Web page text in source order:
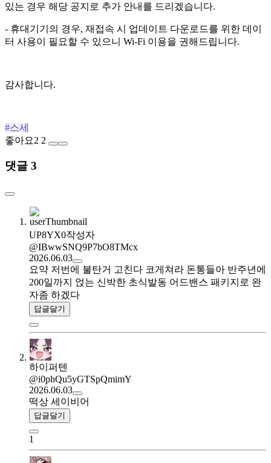
있는 경우 해당 공지로 추가 안내를 드리겠습니다.
- 휴대기기의 경우, 재접속 시 업데이트 다운로드를 위한 데이
터 사용이 필요할 수 있으니 Wi-Fi 이용을 권해드립니다.
감사합니다.
#스세
좋아요2 2
댓글 3
UP8YX0작성자
@IBwwSNQ9P7bO8TMcx
2026.06.03
요약 저번에 불탄거 고친다 코게쳐라 돈통들아 반주년에
200일까지 얹는 신박한 초식발동 어드밴스 패키지로 완
자좀 하겠다
답글달기
하이퍼텐
@i0phQu5yGTSpQmimY
2026.06.03
떡상 세이비어
답글달기
1